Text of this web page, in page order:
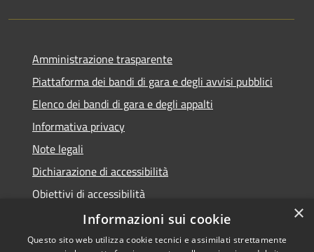
Amministrazione trasparente
Piattaforma dei bandi di gara e degli avvisi pubblici
Elenco dei bandi di gara e degli appalti
Informativa privacy
Note legali
Dichiarazione di accessibilità
Obiettivi di accessibilità
×
Informazioni sui cookie
Questo sito web utilizza cookie tecnici e assimilati strettamente